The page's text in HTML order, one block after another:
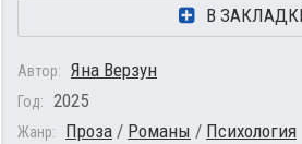
В
Автор: Яна Верзун
Год: 2025
Жанр: Проза / Романы / Психология